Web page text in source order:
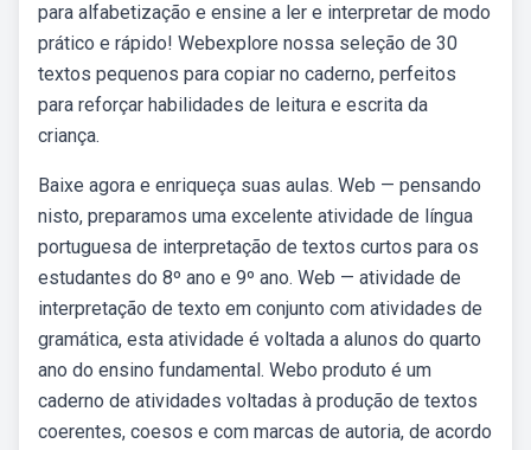
para alfabetização e ensine a ler e interpretar de modo
prático e rápido! Webexplore nossa seleção de 30
textos pequenos para copiar no caderno, perfeitos
para reforçar habilidades de leitura e escrita da
criança.
Baixe agora e enriqueça suas aulas. Web — pensando
nisto, preparamos uma excelente atividade de língua
portuguesa de interpretação de textos curtos para os
estudantes do 8º ano e 9º ano. Web — atividade de
interpretação de texto em conjunto com atividades de
gramática, esta atividade é voltada a alunos do quarto
ano do ensino fundamental. Webo produto é um
caderno de atividades voltadas à produção de textos
coerentes, coesos e com marcas de autoria, de acordo